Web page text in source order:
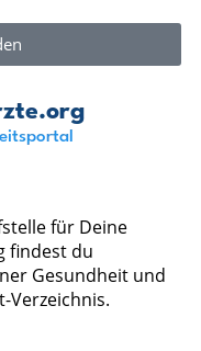
für Deine
findest du
Gesundheit und
Verzeichnis.